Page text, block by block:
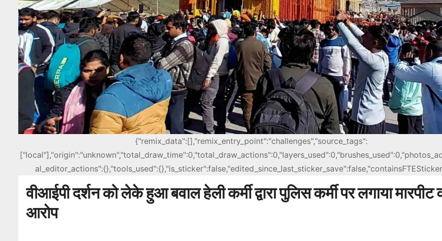
{"remix_data":[],"remix_entry_point":"challenges","source_tags":
वीआईपी दर्शन को लेके हुआ बवाल हेली कर्मी द्वारा पुलिस कर्मी पर लगाया मारपीट
आरोप